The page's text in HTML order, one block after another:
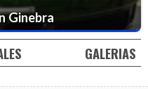
Ginebra
GALERIAS